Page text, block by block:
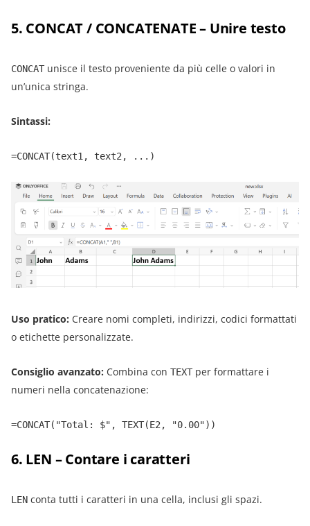
5. CONCAT / CONCATENATE – Unire testo
CONCAT unisce il testo proveniente da più celle o valori in
un’unica stringa.
Sintassi:
=CONCAT(text1, text2, ...)
Uso pratico: Creare nomi completi, indirizzi, codici formattati
o etichette personalizzate.
Consiglio avanzato: Combina con TEXT per formattare i
numeri nella concatenazione:
=CONCAT("Total: $", TEXT(E2, "0.00"))
6. LEN – Contare i caratteri
LEN conta tutti i caratteri in una cella, inclusi gli spazi.